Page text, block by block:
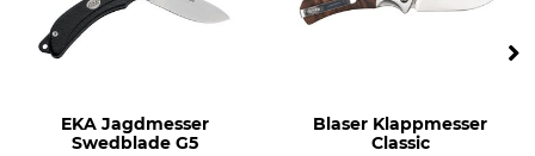
EKA Jagdmesser
Swedblade G5
Blaser Klappmesser
Classic